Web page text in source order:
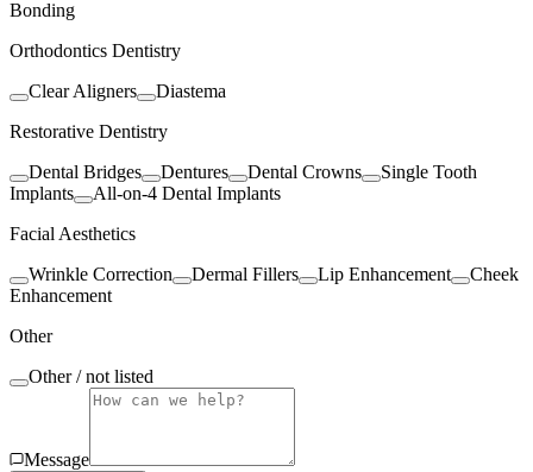
Bonding
Orthodontics Dentistry
Clear Aligners
Diastema
Restorative Dentistry
Dental Bridges
Dentures Dental Crowns
Single Tooth
Implants
All-on-4 Dental Implants
Facial Aesthetics
Wrinkle Correction
Dermal Fillers Lip Enhancement
Cheek
Enhancement
Other
Other / not listed
Message